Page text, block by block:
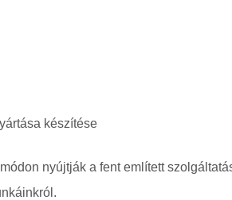
készítése
nyújtják a fent említett